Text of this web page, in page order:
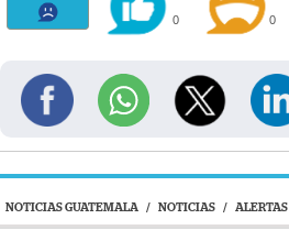
0 0
NOTICIAS GUATEMALA / NOTICIAS / ALERTAS